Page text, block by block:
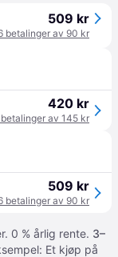
509 kr
betalinger av 90 kr
420 kr
av 145 kr
509 kr
betalinger av 90 kr
0 % årlig rente. 3–
Et kjøp på